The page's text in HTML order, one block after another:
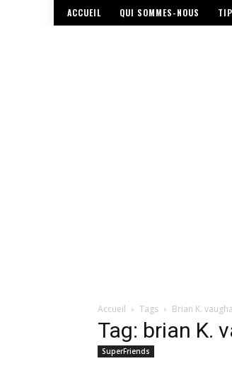
ACCUEIL QUI SOMMES-NOUS
Accueil Tags Brian K.
Tag: brian K.
SuperFriends